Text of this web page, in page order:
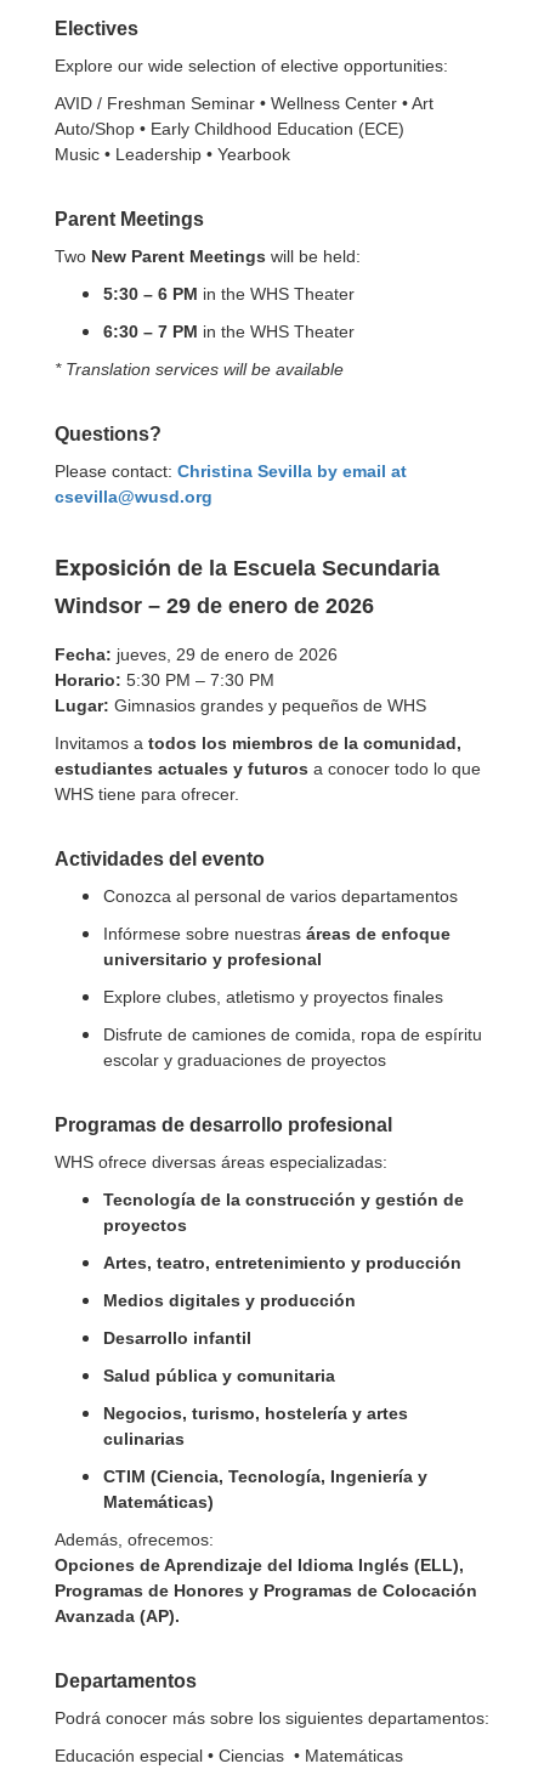
Electives
Explore our wide selection of elective opportunities:
AVID / Freshman Seminar • Wellness Center • Art
Auto/Shop • Early Childhood Education (ECE)
Music • Leadership • Yearbook
Parent Meetings
Two New Parent Meetings will be held:
5:30 – 6 PM in the WHS Theater
6:30 – 7 PM in the WHS Theater
* Translation services will be available
Questions?
Please contact: Christina Sevilla by email at
csevilla@wusd.org
Exposición de la Escuela Secundaria
Windsor – 29 de enero de 2026
Fecha: jueves, 29 de enero de 2026
Horario: 5:30 PM – 7:30 PM
Lugar: Gimnasios grandes y pequeños de WHS
Invitamos a todos los miembros de la comunidad,
estudiantes actuales y futuros a conocer todo lo que
WHS tiene para ofrecer.
Actividades del evento
Conozca al personal de varios departamentos
Infórmese sobre nuestras áreas de enfoque
universitario y profesional
Explore clubes, atletismo y proyectos finales
Disfrute de camiones de comida, ropa de espíritu
escolar y graduaciones de proyectos
Programas de desarrollo profesional
WHS ofrece diversas áreas especializadas:
Tecnología de la construcción y gestión de
proyectos
Artes, teatro, entretenimiento y producción
Medios digitales y producción
Desarrollo infantil
Salud pública y comunitaria
Negocios, turismo, hostelería y artes
culinarias
CTIM (Ciencia, Tecnología, Ingeniería y
Matemáticas)
Además, ofrecemos:
Opciones de Aprendizaje del Idioma Inglés (ELL),
Programas de Honores y Programas de Colocación
Avanzada (AP).
Departamentos
Podrá conocer más sobre los siguientes departamentos:
Educación especial • Ciencias • Matemáticas